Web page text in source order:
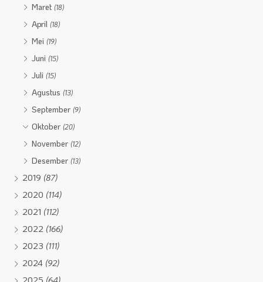
Maret(18)
April(18)
Mei(19)
Juni(15)
Juli(15)
Agustus(13)
September(9)
Oktober(20)
November(12)
Desember(13)
2019 (87)
2020 (114)
2021 (112)
2022 (166)
2023 (111)
2024 (92)